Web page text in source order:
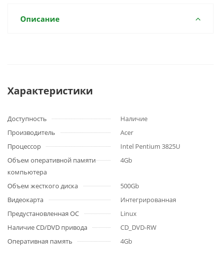
Описание
Характеристики
Доступность
Наличие
Производитель
Acer
Процессор
Intel Pentium 3825U
Объем оперативной памяти
компьютера
4Gb
Объем жесткого диска
500Gb
Видеокарта
Интегрированная
Предустановленная ОС
Linux
Наличие CD/DVD привода
CD_DVD-RW
Оперативная память
4Gb